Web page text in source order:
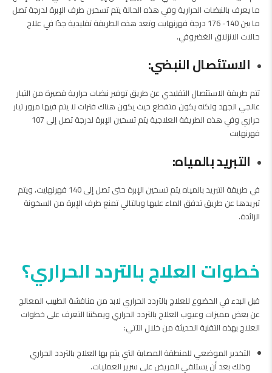
ما يعرف بالنبضات الحرارية وفي هذه الحالة يتم تسخين طرف الإبرة لدرجة تصل
ما بين 140- 176 درجة فهرنهايت وتعد هذه الطريقة تقليدية جدًا في علاج
حالات الانزلاق الغضروفي.
الاستئصال النبضي:
تتم طريقة الاستئصال التقليدي عن طريق توفير نبضات حرارية قصيرة من التيار
عالجي الجهد ولكنه يكون متقطع حيث يكون هناك فترات لا يتم فيها مرور تيار
حراري وفي هذه الطريقة العلاجية يتم تسخين الإبرة لدرجة تصل إلى 107
فهرنهايت
التبريد بالمياه:
في طريقة التبريد بالمياه يتم تسخين الإبرة حتى تصل إلى 140 فهرنهايت، ويتم
تبريدها عن طريق تدفق الماء عليها وبالتالي تمنع طرف الإبرة من السخونة
الزائدة.
خطوات العلاج بالتردد الحراري؟
قبل البدء في الخضوع للعلاج بالتردد الحراري لابد من مناقشة الطبيب المعالج
عن بعض مميزات وعيوب العلاج بالتردد الحراري ويمكننا التعرف على خطوات
العلاج بهذه التقنية الحديثة من خلال الآتي:
التخدير الموضعي للمنطقة المصابة التي يتم بها العلاج بالتردد الحراري
وذلك بعد أن يستلقي المريض على سرير العمليات.